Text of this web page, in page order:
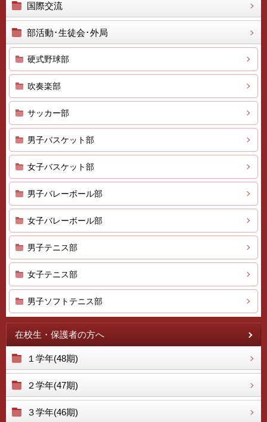
国際交流
部活動･生徒会･外局
硬式野球部
吹奏楽部
サッカー部
男子バスケット部
女子バスケット部
男子バレーボール部
女子バレーボール部
男子テニス部
女子テニス部
男子ソフトテニス部
在校生・保護者の方へ
１学年(48期)
２学年(47期)
３学年(46期)